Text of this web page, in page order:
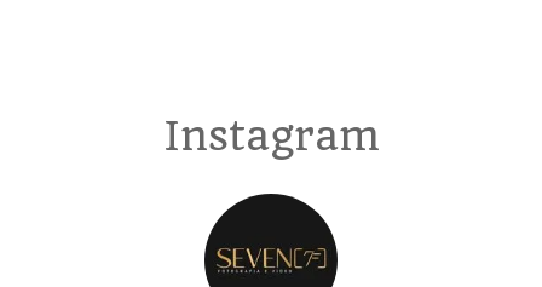
Instagram